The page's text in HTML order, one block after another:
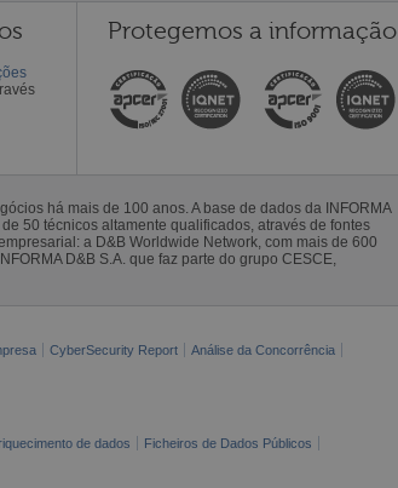
Protegemos a informação
há mais de 100 anos. A base de dados da INFORMA
50 técnicos altamente qualificados, através de fontes
a D&B Worldwide Network, com mais de 600
D&B S.A. que faz parte do grupo CESCE,
CyberSecurity Report
Análise da Concorrência
de dados
Ficheiros de Dados Públicos